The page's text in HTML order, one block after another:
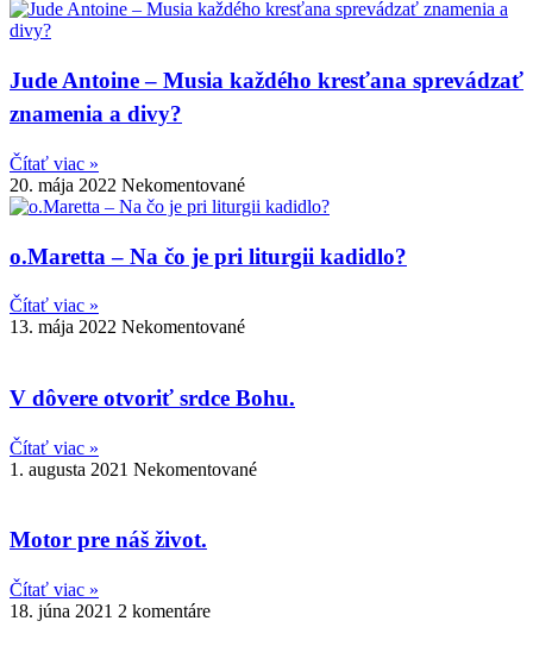
Jude Antoine – Musia každého kresťana sprevádzať
znamenia a divy?
Čítať viac »
20. mája 2022 Nekomentované
o.Maretta – Na čo je pri liturgii kadidlo?
Čítať viac »
13. mája 2022 Nekomentované
V dôvere otvoriť srdce Bohu.
Čítať viac »
1. augusta 2021 Nekomentované
Motor pre náš život.
Čítať viac »
18. júna 2021 2 komentáre